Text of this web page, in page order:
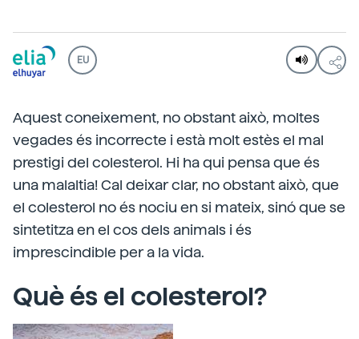
EU
Aquest coneixement, no obstant això, moltes
vegades és incorrecte i està molt estès el mal
prestigi del colesterol. Hi ha qui pensa que és
una malaltia! Cal deixar clar, no obstant això, que
el colesterol no és nociu en si mateix, sinó que se
sintetitza en el cos dels animals i és
imprescindible per a la vida.
Què és el colesterol?